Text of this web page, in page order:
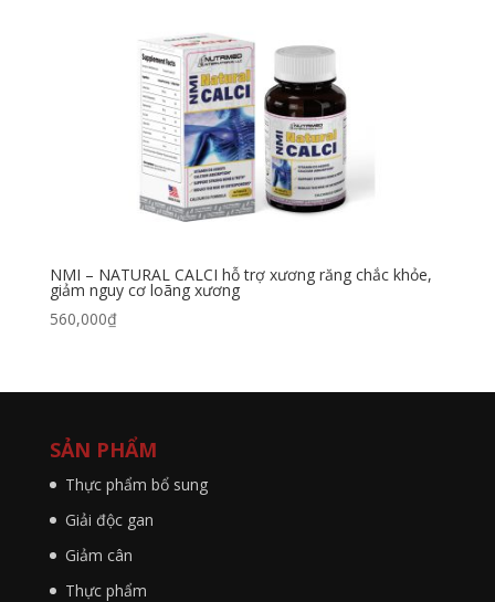
NMI – NATURAL CALCI hỗ trợ xương răng chắc khỏe,
giảm nguy cơ loãng xương
560,000₫
SẢN PHẨM
Thực phẩm bổ sung
Giải độc gan
Giảm cân
Thực phẩm